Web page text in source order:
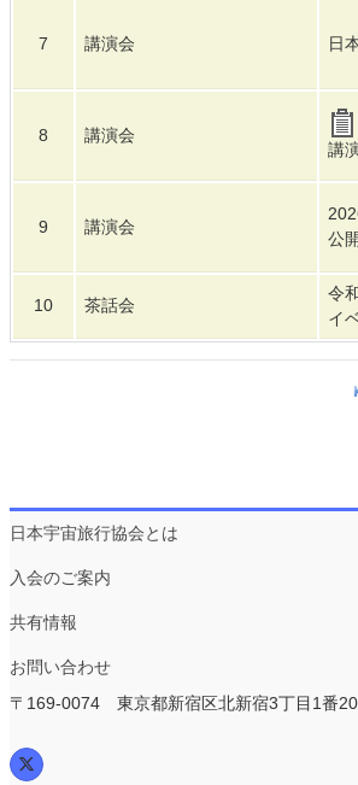
7 講演会 日
8 講演会
講
9 講演会
公
10 茶話会
令
イ
日本宇宙旅行協会とは
入会のご案内
共有情報
お問い合わせ
〒169-0074 東京都新宿区北新宿3丁目1番